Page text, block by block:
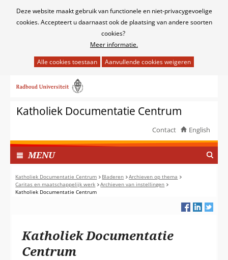
Cookies
Deze website maakt gebruik van functionele en niet-privacygevoelige
cookies. Accepteert u daarnaast ook de plaatsing van andere soorten
cookies?
Meer informatie.
het
van
cookies
deze
website
worden
toegestaan
of
geweigerd.
naar
inhoudKatholiek Documentatie Centrum
Contact English
MENUI
N
G
E
K
T
Katholiek Documentatie Centrum Bladeren
Archieven op thema
Caritas en maatschappelijk werk
Archieven van instellingen
Katholiek Documentatie Centrum
Katholiek Documentatie
Centrum